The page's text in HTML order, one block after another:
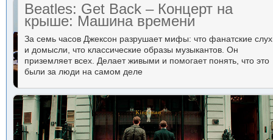
Beatles: Get Back – Концерт на
крыше: Машина времени
За семь часов Джексон разрушает мифы: что фанатские
и домысли, что классические образы музыкантов. Он
приземляет всех. Делает живыми и помогает понять, что это
были за люди на самом деле